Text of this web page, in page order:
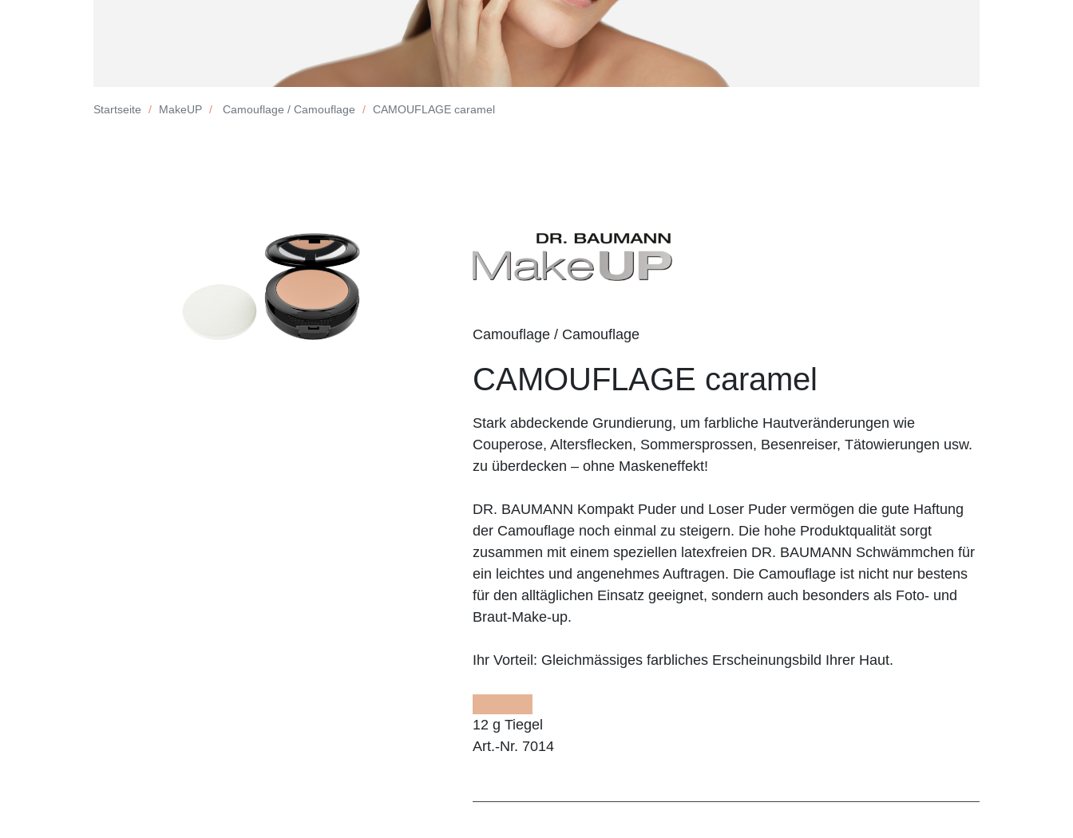
Startseite MakeUP Camouflage / Camouflage CAMOUFLAGE caramel
Camouflage / Camouflage
CAMOUFLAGE caramel
Stark abdeckende Grundierung, um farbliche Hautveränderungen wie
Couperose, Altersflecken, Sommersprossen, Besenreiser, Tätowierungen usw.
zu überdecken – ohne Maskeneffekt!
DR. BAUMANN Kompakt Puder und Loser Puder vermögen die gute Haftung
der Camouflage noch einmal zu steigern. Die hohe Produktqualität sorgt
zusammen mit einem speziellen latexfreien DR. BAUMANN Schwämmchen für
ein leichtes und angenehmes Auftragen. Die Camouflage ist nicht nur bestens
für den alltäglichen Einsatz geeignet, sondern auch besonders als Foto- und
Braut-Make-up.
Ihr Vorteil: Gleichmässiges farbliches Erscheinungsbild Ihrer Haut.
12 g Tiegel
Art.-Nr. 7014